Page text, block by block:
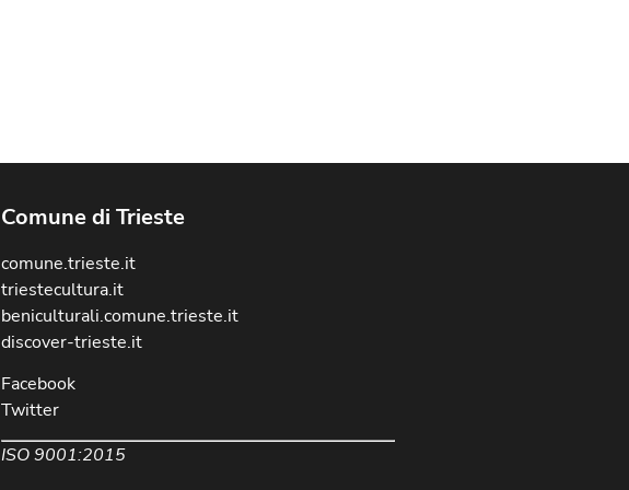
Comune di Trieste
comune.trieste.it
triestecultura.it
beniculturali.comune.trieste.it
discover-trieste.it
Facebook
Twitter
ISO 9001:2015